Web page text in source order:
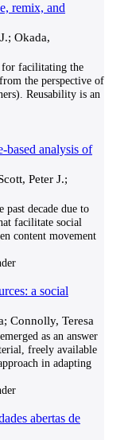
remix, and
Okada,
for facilitating the
the perspective of
Reusability is an
based analysis of
Peter J.;
decade due to
facilitate social
content movement
a social
Connolly, Teresa
as an answer
freely available
in adapting
abertas de